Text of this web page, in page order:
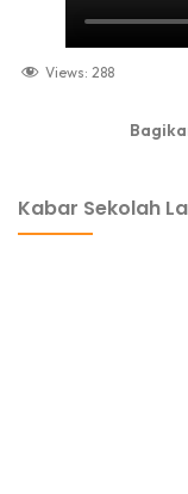
Views: 288
Kabar Sekolah